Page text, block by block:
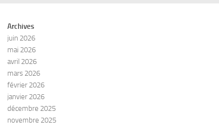
Archives
juin 2026
mai 2026
avril 2026
mars 2026
février 2026
janvier 2026
décembre 2025
novembre 2025